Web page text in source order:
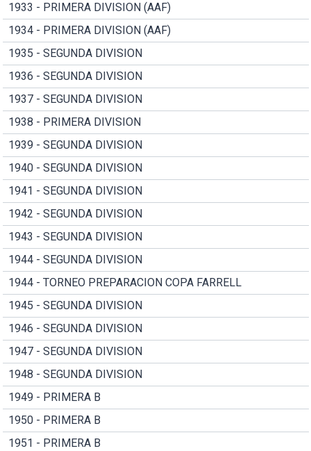
1933 - PRIMERA DIVISION (AAF)
1934 - PRIMERA DIVISION (AAF)
1935 - SEGUNDA DIVISION
1936 - SEGUNDA DIVISION
1937 - SEGUNDA DIVISION
1938 - PRIMERA DIVISION
1939 - SEGUNDA DIVISION
1940 - SEGUNDA DIVISION
1941 - SEGUNDA DIVISION
1942 - SEGUNDA DIVISION
1943 - SEGUNDA DIVISION
1944 - SEGUNDA DIVISION
1944 - TORNEO PREPARACION COPA FARRELL
1945 - SEGUNDA DIVISION
1946 - SEGUNDA DIVISION
1947 - SEGUNDA DIVISION
1948 - SEGUNDA DIVISION
1949 - PRIMERA B
1950 - PRIMERA B
1951 - PRIMERA B